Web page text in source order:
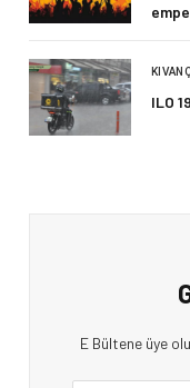
ILO
E Bültene üye